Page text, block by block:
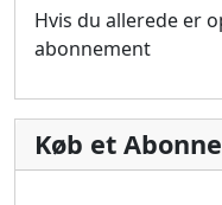
Hvis du allerede er
abonnement
Køb et